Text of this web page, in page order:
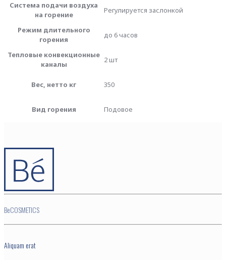
Система подачи воздуха
на горение
Регулируется заслонкой
Режим длительного
горения
до 6 часов
Тепловые конвекционные
каналы
2 шт
Вес, нетто кг 350
Вид горения Подовое
BeCOSMETICS
Aliquam erat